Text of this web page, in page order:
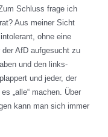
Schluss frage ich
Aus meiner Sicht
ohne eine
AfD aufgesucht zu
und den links-
und jeder, der
„alle“ machen. Über
kann man sich immer